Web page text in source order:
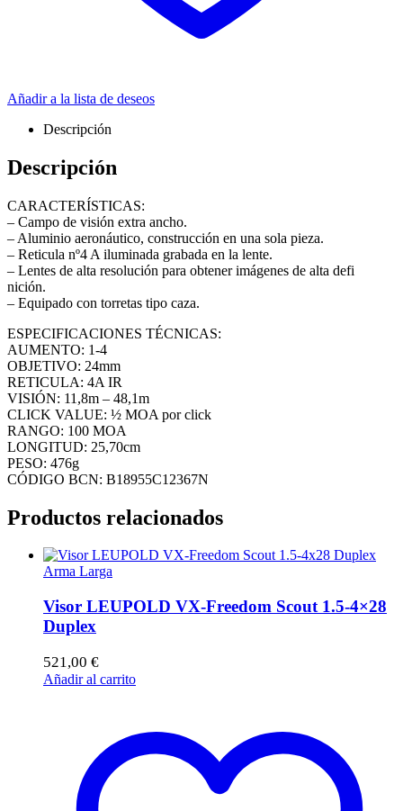
Añadir a la lista de deseos
Descripción
Descripción
CARACTERÍSTICAS:
– Campo de visión extra ancho.
– Aluminio aeronáutico, construcción en una sola pieza.
– Reticula nº4 A iluminada grabada en la lente.
– Lentes de alta resolución para obtener imágenes de alta defi
nición.
– Equipado con torretas tipo caza.
ESPECIFICACIONES TÉCNICAS:
AUMENTO: 1-4
OBJETIVO: 24mm
RETICULA: 4A IR
VISIÓN: 11,8m – 48,1m
CLICK VALUE: ½ MOA por click
RANGO: 100 MOA
LONGITUD: 25,70cm
PESO: 476g
CÓDIGO BCN: B18955C12367N
Productos relacionados
Arma Larga
Visor LEUPOLD VX-Freedom Scout 1.5-4×28
Duplex
521,00 €
Añadir al carrito